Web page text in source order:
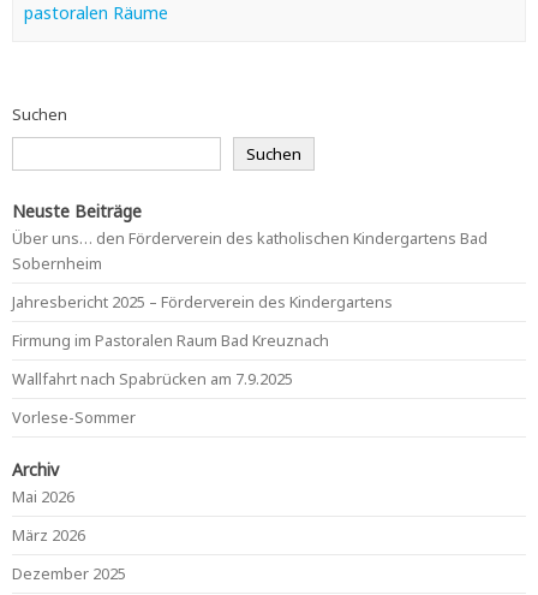
pastoralen Räume
Suchen
Suchen
Neuste Beiträge
Über uns… den Förderverein des katholischen Kindergartens Bad
Sobernheim
Jahresbericht 2025 – Förderverein des Kindergartens
Firmung im Pastoralen Raum Bad Kreuznach
Wallfahrt nach Spabrücken am 7.9.2025
Vorlese-Sommer
Archiv
Mai 2026
März 2026
Dezember 2025